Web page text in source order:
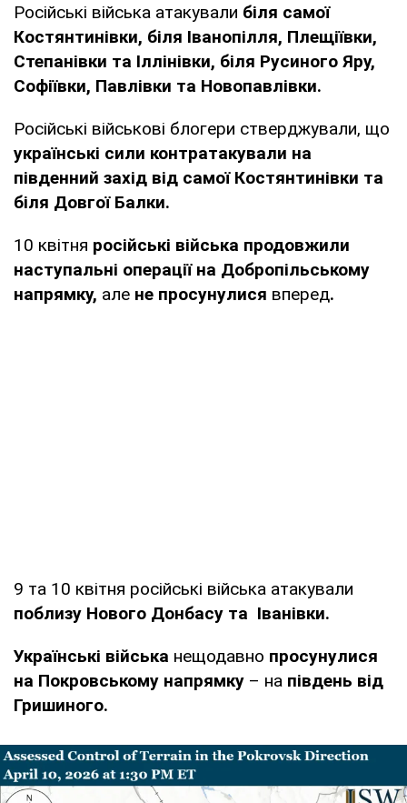
Російські війська атакували біля самої
Костянтинівки, біля Іванопілля, Плещіївки,
Степанівки та Іллінівки, біля Русиного Яру,
Софіївки, Павлівки та Новопавлівки.
Російські військові блогери стверджували, що
українські сили контратакували на
південний захід від самої Костянтинівки та
біля Довгої Балки.
10 квітня російські війська продовжили
наступальні операції на Добропільському
напрямку, але не просунулися вперед.
9 та 10 квітня російські війська атакували
поблизу Нового Донбасу та Іванівки.
Українські війська нещодавно просунулися
на Покровському напрямку – на південь від
Гришиного.